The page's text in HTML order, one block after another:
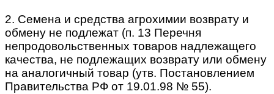
2. Семена и средства агрохимии возврату и
обмену не подлежат (п. 13 Перечня
непродовольственных товаров надлежащего
качества, не подлежащих возврату или обмену
на аналогичный товар (утв. Постановлением
Правительства РФ от 19.01.98 № 55).